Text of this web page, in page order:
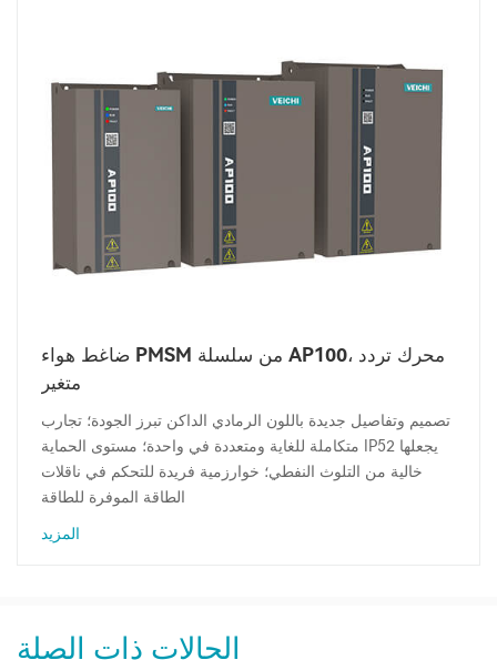
ضاغط هواء PMSM من سلسلة AP100، محرك تردد
متغير
تصميم وتفاصيل جديدة باللون الرمادي الداكن تبرز الجودة؛ تجارب
متكاملة للغاية ومتعددة في واحدة؛ مستوى الحماية IP52 يجعلها
خالية من التلوث النفطي؛ خوارزمية فريدة للتحكم في ناقلات
الطاقة الموفرة للطاقة
المزيد
الحالات ذات الصلة